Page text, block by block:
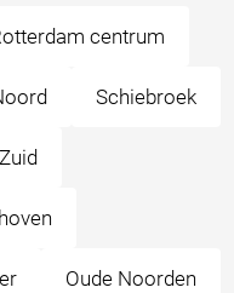
centrum
Schiebroek
Oude Noorden